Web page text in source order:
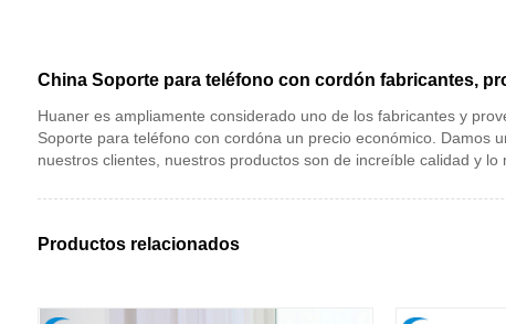
China Soporte para teléfono con cordón fabricantes,
Huaner es ampliamente considerado uno de los fabricantes y
Soporte para teléfono con cordóna un precio económico. Damos
nuestros clientes, nuestros productos son de increíble calidad y lo
Productos relacionados